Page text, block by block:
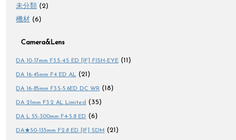
未分類 (2)
機材 (6)
Camera&Lens
DA 10-17mm F3.5-4.5 ED [IF] FISH-EYE (11)
DA 16-45mm F4 ED AL (21)
DA 16-85mm F3.5-5.6ED DC WR (18)
DA 21mm F3.2 AL Limited (35)
DA L 55-300mm F4-5.8 ED (6)
DA★50-135mm F2.8 ED [IF] SDM (21)